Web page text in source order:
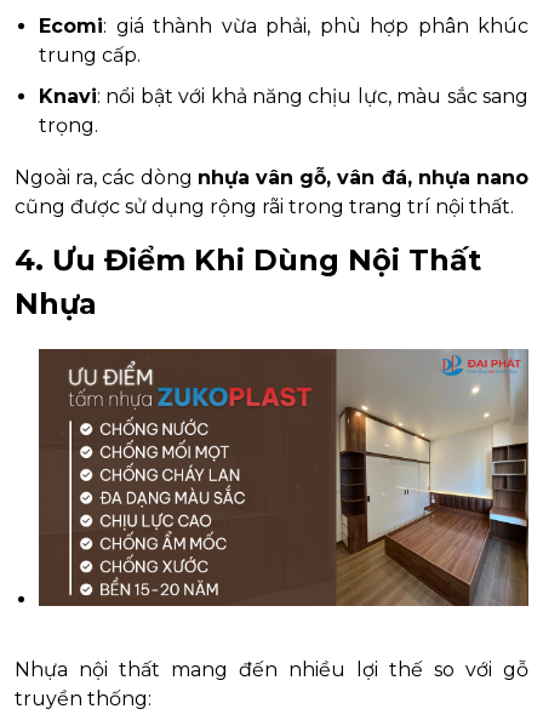
Ecomi: giá thành vừa phải, phù hợp phân khúc
trung cấp.
Knavi: nổi bật với khả năng chịu lực, màu sắc sang
trọng.
Ngoài ra, các dòng nhựa vân gỗ, vân đá, nhựa nano
cũng được sử dụng rộng rãi trong trang trí nội thất.
4. Ưu Điểm Khi Dùng Nội Thất
Nhựa
Nhựa nội thất mang đến nhiều lợi thế so với gỗ
truyền thống: